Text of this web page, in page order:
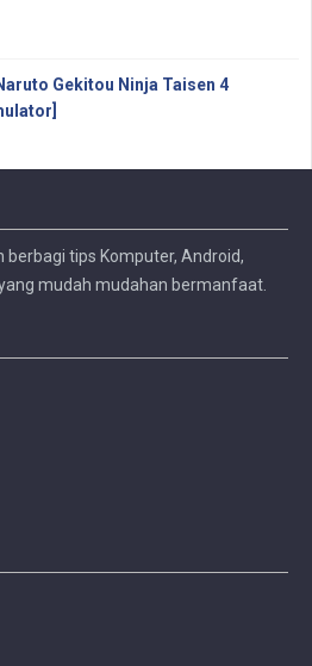
Gekitou Ninja Taisen 4
berbagi tips Komputer, Android,
mudah mudahan bermanfaat.